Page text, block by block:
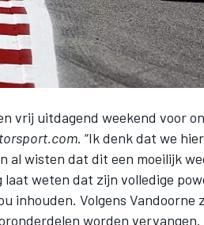
vrij uitdagend weekend voor
. “Ik denk dat we
al wisten dat dit een moeilijk
laat weten dat zijn volledige
inhouden. Volgens
worden vervangen.